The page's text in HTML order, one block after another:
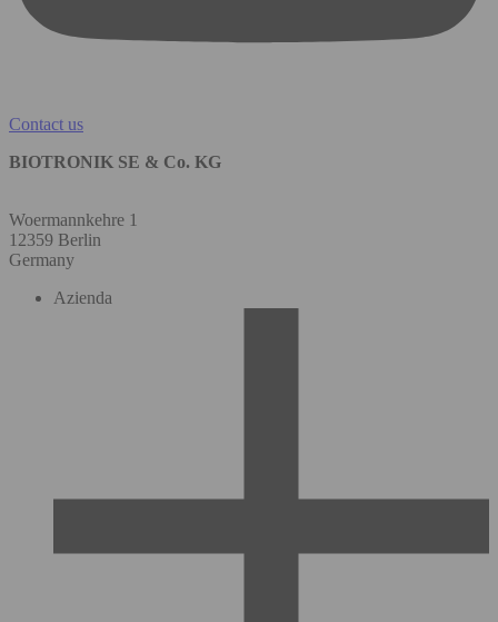
Contact us
BIOTRONIK SE & Co. KG
Woermannkehre 1
12359 Berlin
Germany
Azienda